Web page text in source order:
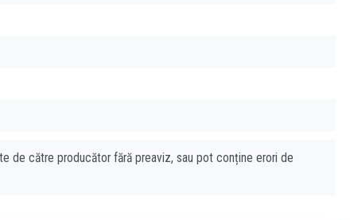
de către producător fără preaviz, sau pot conține erori de